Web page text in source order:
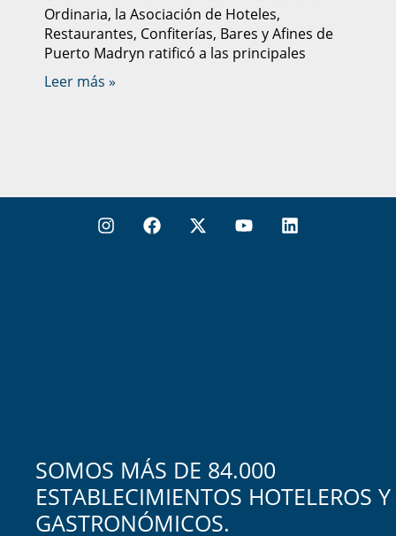
Ordinaria, la Asociación de Hoteles,
Restaurantes, Confiterías, Bares y Afines de
Puerto Madryn ratificó a las principales
Leer más »
SOMOS MÁS DE 84.000
ESTABLECIMIENTOS HOTELEROS Y
GASTRONÓMICOS.